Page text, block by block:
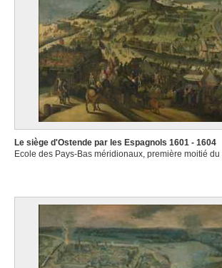
Le siège d'Ostende par les Espagnols 1601 - 1604
Ecole des Pays-Bas méridionaux, première moitié